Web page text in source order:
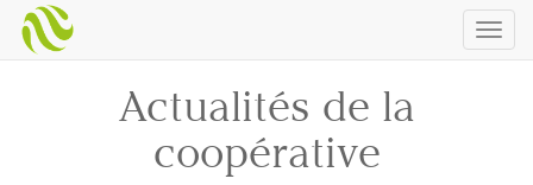
Actualités de la
coopérative